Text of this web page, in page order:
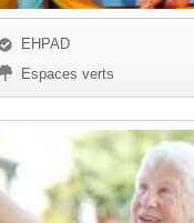
EHPAD
Espaces verts